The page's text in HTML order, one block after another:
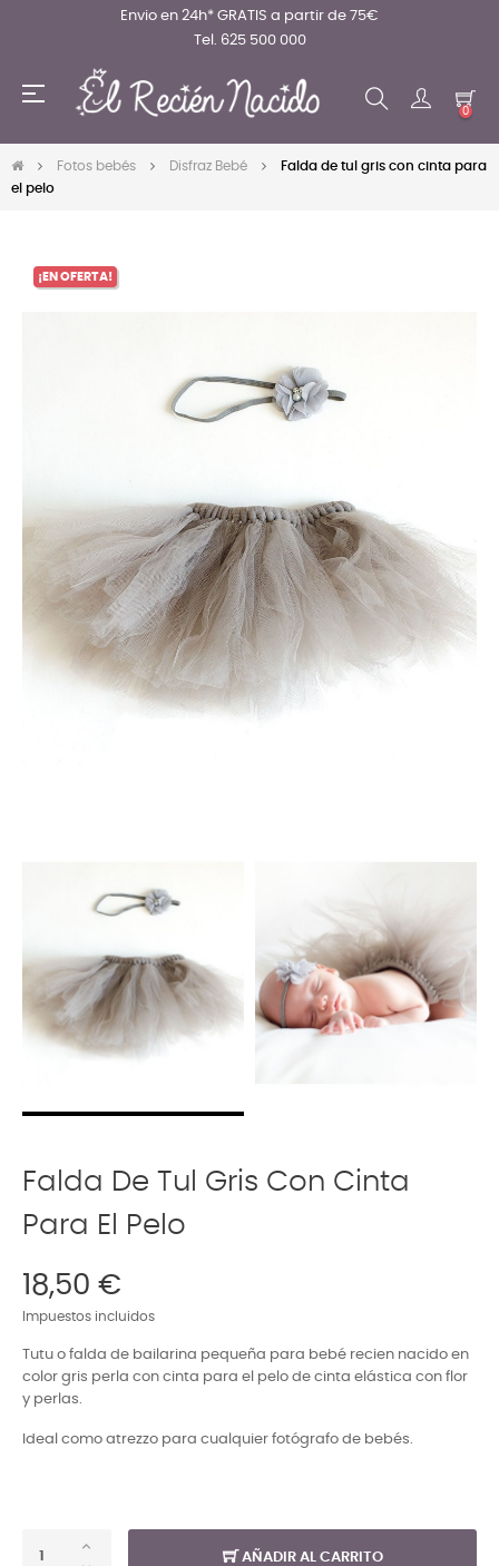
Envio en 24h* GRATIS a partir de 75€
Tel. 625 500 000
Navegación
☰
0
Fotos bebés Disfraz Bebé
Falda de tul gris con cinta para
el pelo
¡EN OFERTA!
Falda De Tul Gris Con Cinta
Para El Pelo
18,50 €
Impuestos incluidos
Tutu o falda de bailarina pequeña para bebé recien nacido en
color gris perla con cinta para el pelo de cinta elástica con flor
y perlas.
Ideal como atrezzo para cualquier fotógrafo de bebés.
AÑADIR AL CARRITO